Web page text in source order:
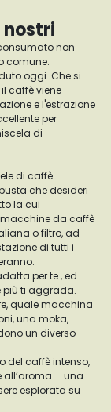
non
comune.
oggi. Che si
caffè viene
e l'estrazione
per
di
di caffè
che desideri
la cui
da caffè
o filtro, ad
di tutti i
per te , ed
più ti aggrada.
quale macchina
una moka,
un diverso
del caffè intenso,
... una
esplorata su